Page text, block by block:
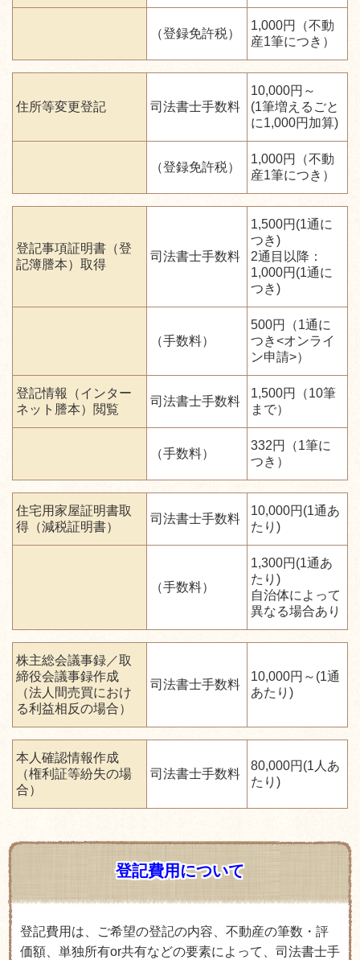
（登録免許税）
1,000円（不動
産1筆につき）
住所等変更登記 司法書士手数料
10,000円～
(1筆増えるごと
に1,000円加算)
（登録免許税）
1,000円（不動
産1筆につき）
登記事項証明書（登
記簿謄本）取得
司法書士手数料
1,500円(1通に
つき)
2通目以降：
1,000円(1通に
つき)
（手数料）
500円（1通に
つき<オンライ
ン申請>）
登記情報（インター
ネット謄本）閲覧
司法書士手数料
1,500円（10筆
まで）
（手数料）
332円（1筆に
つき）
住宅用家屋証明書取
得（減税証明書）
司法書士手数料
10,000円(1通あ
たり)
（手数料）
1,300円(1通あ
たり)
自治体によって
異なる場合あり
株主総会議事録／取
締役会議事録作成
（法人間売買におけ
る利益相反の場合）
司法書士手数料
10,000円～(1通
あたり)
本人確認情報作成
（権利証等紛失の場
合）
司法書士手数料
80,000円(1人あ
たり)
登記費用について
登記費用は、ご希望の登記の内容、不動産の筆数・評
価額、単独所有or共有などの要素によって、司法書士手